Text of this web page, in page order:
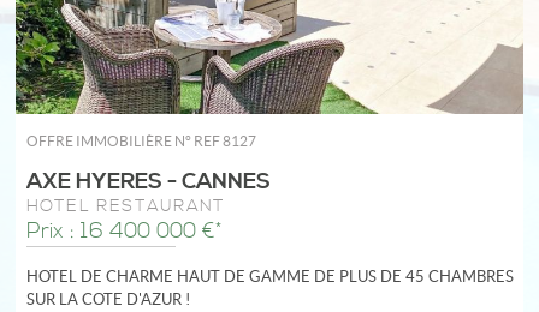
OFFRE IMMOBILIÈRE N° REF 8127
AXE HYERES - CANNES
HÔTEL RESTAURANT
Prix : 16 400 000 €*
HOTEL DE CHARME HAUT DE GAMME DE PLUS DE 45 CHAMBRES
SUR LA COTE D'AZUR !